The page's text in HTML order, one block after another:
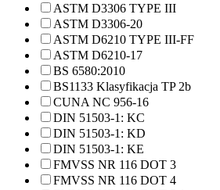
ASTM D3306 TYPE III
ASTM D3306-20
ASTM D6210 TYPE III-FF
ASTM D6210-17
BS 6580:2010
BS1133 Klasyfikacja TP 2b
CUNA NC 956-16
DIN 51503-1: KC
DIN 51503-1: KD
DIN 51503-1: KE
FMVSS NR 116 DOT 3
FMVSS NR 116 DOT 4